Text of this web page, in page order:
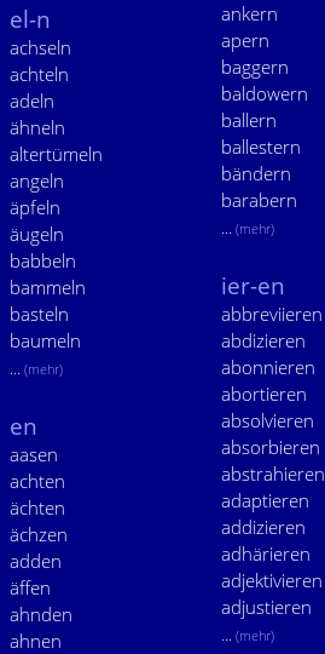
el-n
achseln
achteln
adeln
ähneln
altertümeln
angeln
äpfeln
äugeln
babbeln
bammeln
basteln
baumeln
... (mehr)
en
aasen
achten
ächten
ächzen
adden
äffen
ahnden
ahnen
ankern
apern
baggern
baldowern
ballern
ballestern
bändern
barabern
... (mehr)
ier-en
abbreviieren
abdizieren
abonnieren
abortieren
absolvieren
absorbieren
abstrahieren
adaptieren
addizieren
adhärieren
adjektivieren
adjustieren
... (mehr)